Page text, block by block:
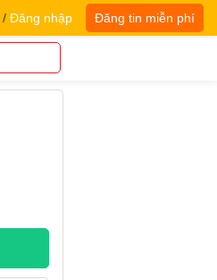
/ Đăng nhập Đăng tin miễn phí